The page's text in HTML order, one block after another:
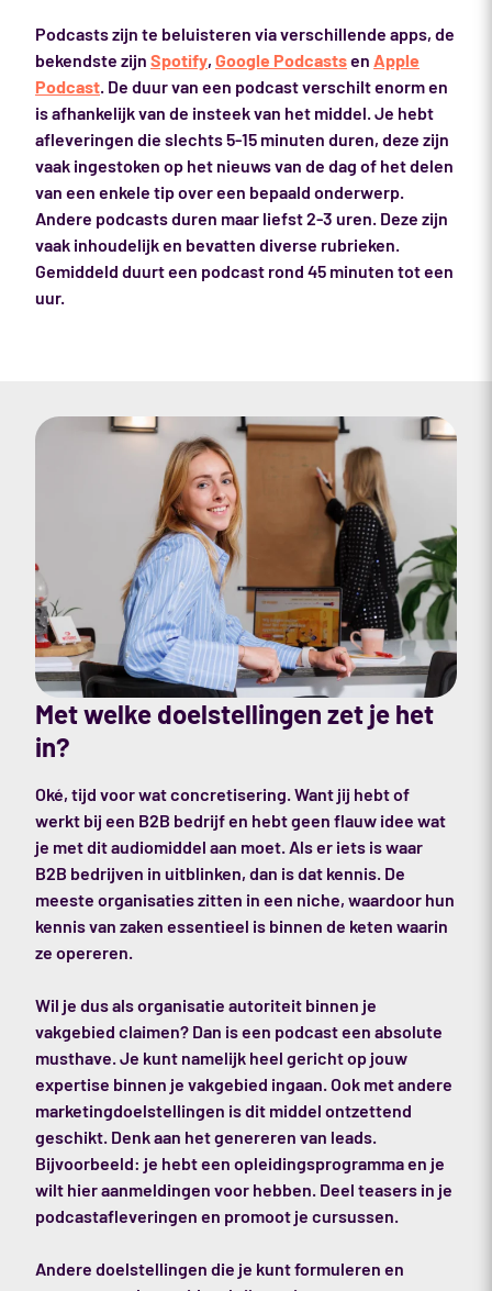
Podcasts zijn te beluisteren via verschillende apps, de
bekendste zijn Spotify, Google Podcastsen Apple
Podcast. De duur van een podcast verschilt enorm en
is afhankelijk van de insteek van het middel. Je hebt
afleveringen die slechts 5-15 minuten duren, deze zijn
vaak ingestoken op het nieuws van de dag of het delen
van een enkele tip over een bepaald onderwerp.
Andere podcasts duren maar liefst 2-3 uren. Deze zijn
vaak inhoudelijk en bevatten diverse rubrieken.
Gemiddeld duurt een podcast rond 45 minuten tot een
uur.
Met welke doelstellingen zet je het
in?
Oké, tijd voor wat concretisering. Want jij hebt of
werkt bij een B2B bedrijf en hebt geen flauw idee wat
je met dit audiomiddel aan moet. Als er iets is waar
B2B bedrijven in uitblinken, dan is dat kennis. De
meeste organisaties zitten in een niche, waardoor hun
kennis van zaken essentieel is binnen de keten waarin
ze opereren.
Wil je dus als organisatie autoriteit binnen je
vakgebied claimen? Dan is een podcast een absolute
musthave. Je kunt namelijk heel gericht op jouw
expertise binnen je vakgebied ingaan. Ook met andere
marketingdoelstellingen is dit middel ontzettend
geschikt. Denk aan het genereren van leads.
Bijvoorbeeld: je hebt een opleidingsprogramma en je
wilt hier aanmeldingen voor hebben. Deel teasers in je
podcastafleveringen en promoot je cursussen.
Andere doelstellingen die je kunt formuleren en